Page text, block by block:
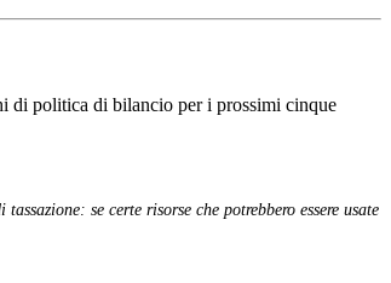
di politica di bilancio per i prossimi cinque
se certe risorse che potrebbero essere usate